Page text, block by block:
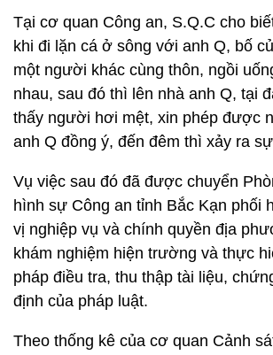
Tại cơ quan Công an, S.Q.C cho
khi đi lặn cá ở sông với anh Q, bố
một người khác cùng thôn, ngồi
nhau, sau đó thì lên nhà anh Q, tại
thấy người hơi mệt, xin phép được
anh Q đồng ý, đến đêm thì xảy ra
Vụ việc sau đó đã được chuyển
hình sự Công an tỉnh Bắc Kạn phối
vị nghiệp vụ và chính quyền địa
khám nghiệm hiện trường và thực
pháp điều tra, thu thập tài liệu,
định của pháp luật.
Theo thống kê của cơ quan Cảnh